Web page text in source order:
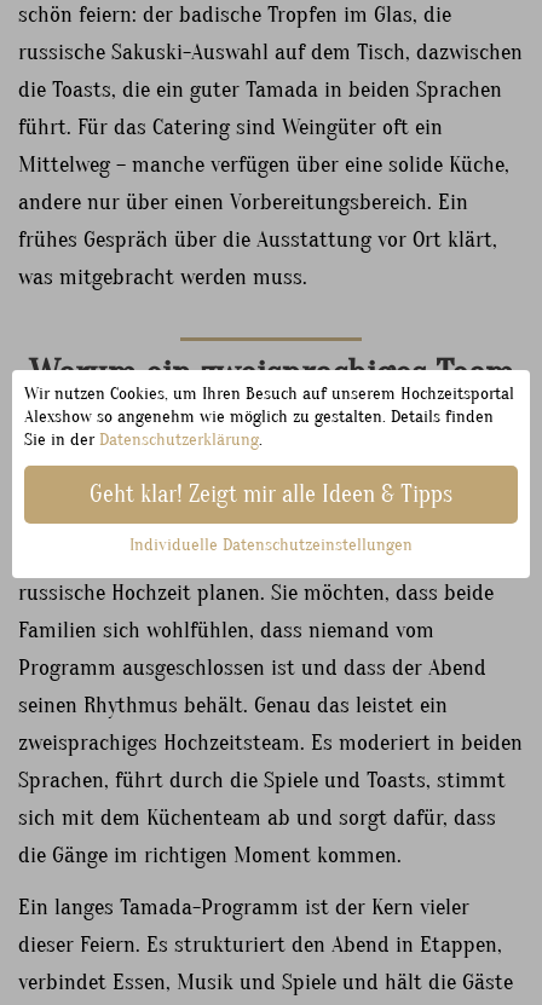
schön feiern: der badische Tropfen im Glas, die
russische Sakuski-Auswahl auf dem Tisch, dazwischen
die Toasts, die ein guter Tamada in beiden Sprachen
führt. Für das Catering sind Weingüter oft ein
Mittelweg – manche verfügen über eine solide Küche,
andere nur über einen Vorbereitungsbereich. Ein
frühes Gespräch über die Ausstattung vor Ort klärt,
was mitgebracht werden muss.
Warum ein zweisprachiges Team
im ganzen Land gefragt ist
So unterschiedlich die Landschaften sind, so ähnlich
sind die Wünsche der Paare, die eine deutsch-
russische Hochzeit planen. Sie möchten, dass beide
Familien sich wohlfühlen, dass niemand vom
Programm ausgeschlossen ist und dass der Abend
seinen Rhythmus behält. Genau das leistet ein
zweisprachiges Hochzeitsteam. Es moderiert in beiden
Sprachen, führt durch die Spiele und Toasts, stimmt
sich mit dem Küchenteam ab und sorgt dafür, dass
die Gänge im richtigen Moment kommen.
Ein langes Tamada-Programm ist der Kern vieler
dieser Feiern. Es strukturiert den Abend in Etappen,
verbindet Essen, Musik und Spiele und hält die Gäste
Wir nutzen Cookies, um Ihren Besuch auf unserem Hochzeitsportal
Alexshow so angenehm wie möglich zu gestalten. Details finden
Sie in derDatenschutzerklärung.
Geht klar! Zeigt mir alle Ideen & Tipps
Individuelle Datenschutzeinstellungen